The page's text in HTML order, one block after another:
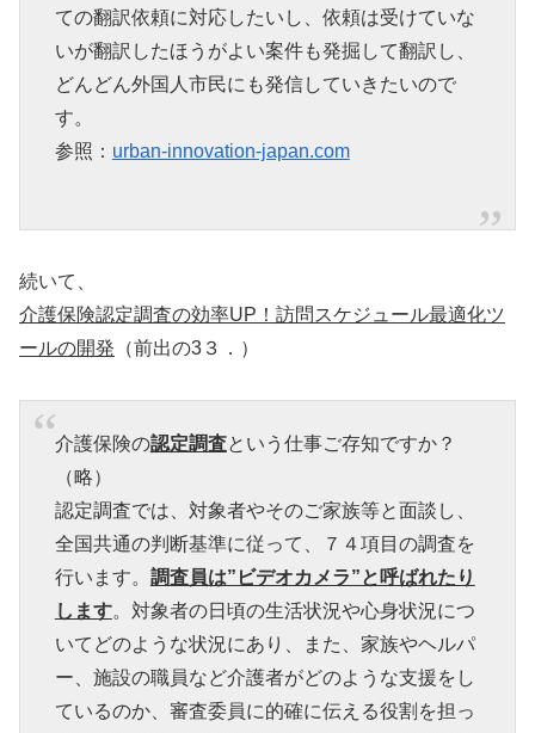
ての翻訳依頼に対応したいし、依頼は受けていな
いが翻訳したほうがよい案件も発掘して翻訳し、
どんどん外国人市民にも発信していきたいので
す。
参照： urban-innovation-japan.com
続いて、
介護保険認定調査の効率UP！訪問スケジュール最適化ツ
ールの開発 （前出の3３．）
介護保険の認定調査という仕事ご存知ですか？
（略）
認定調査では、対象者やそのご家族等と面談し、
全国共通の判断基準に従って、７４項目の調査を
行います。 調査員は”ビデオカメラ”と呼ばれたり
します。対象者の日頃の生活状況や心身状況につ
いてどのような状況にあり、また、家族やヘルパ
ー、施設の職員など介護者がどのような支援をし
ているのか、審査委員に的確に伝える役割を担っ